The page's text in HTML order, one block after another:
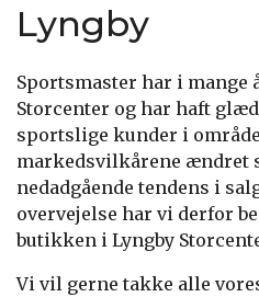
Lyngby
Sportsmaster har i mange
Storcenter og har haft
sportslige kunder i
markedsvilkårene ændret
nedadgående tendens i
overvejelse har vi derfor
butikken i Lyngby
Vi vil gerne takke alle